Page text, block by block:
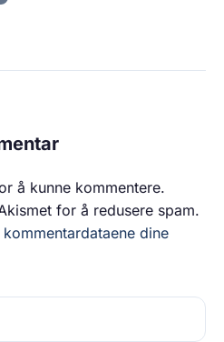
å kunne kommentere.
for å redusere spam.
dine